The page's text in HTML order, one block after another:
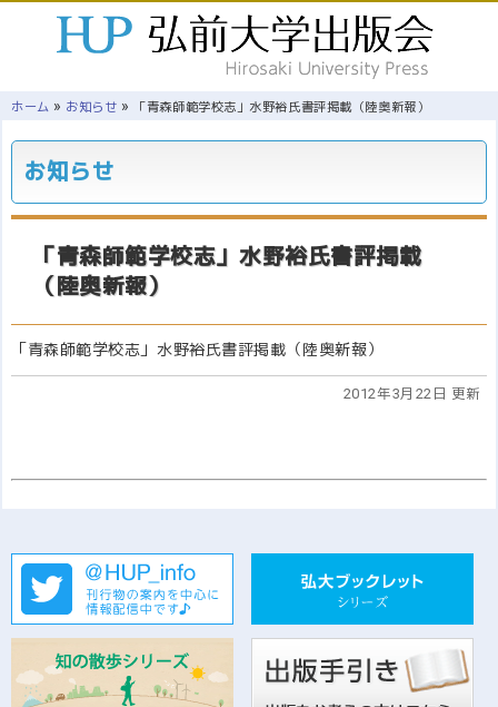
ホーム » お知らせ » 「青森師範学校志」水野裕氏書評掲載（陸奥新報）
お知らせ
「青森師範学校志」水野裕氏書評掲載
（陸奥新報）
「青森師範学校志」水野裕氏書評掲載（陸奥新報）
2012年3月22日 更新